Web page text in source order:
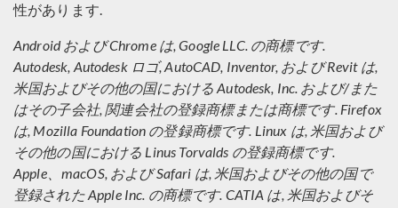
性があります.
Android および Chrome は, Google LLC. の商標です.
Autodesk, Autodesk ロゴ, AutoCAD, Inventor, および Revit は,
米国およびその他の国における Autodesk, Inc. および/また
はその子会社, 関連会社の登録商標または商標です. Firefox
は, Mozilla Foundation の登録商標です. Linux は, 米国および
その他の国における Linus Torvalds の登録商標です.
Apple、macOS, および Safari は, 米国およびその他の国で
登録された Apple Inc. の商標です. CATIA は, 米国およびそ